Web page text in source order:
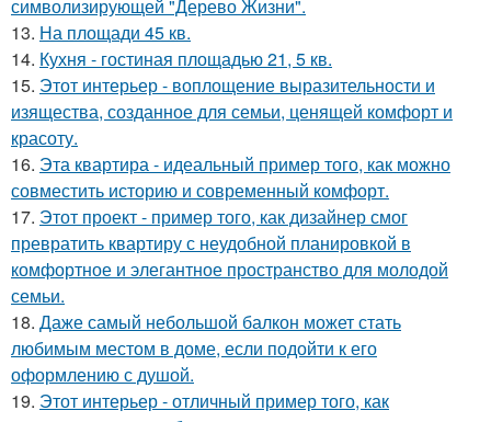
символизирующей "Дерево Жизни".
13. На площади 45 кв.
14. Кухня - гостиная площадью 21, 5 кв.
15. Этот интерьер - воплощение выразительности и
изящества, созданное для семьи, ценящей комфорт и
красоту.
16. Эта квартира - идеальный пример того, как можно
совместить историю и современный комфорт.
17. Этот проект - пример того, как дизайнер смог
превратить квартиру с неудобной планировкой в
комфортное и элегантное пространство для молодой
семьи.
18. Даже самый небольшой балкон может стать
любимым местом в доме, если подойти к его
оформлению с душой.
19. Этот интерьер - отличный пример того, как